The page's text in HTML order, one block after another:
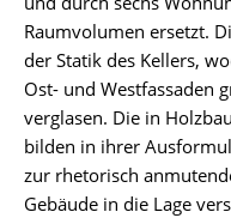
Raumvolumen ersetzt.
der Statik des Kellers,
Ost- und Westfassaden
verglasen. Die in
bilden in ihrer
zur rhetorisch
Gebäude in die Lage